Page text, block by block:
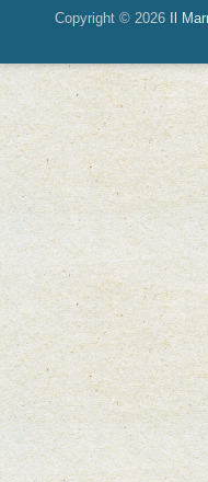
Copyright © 2026 Il